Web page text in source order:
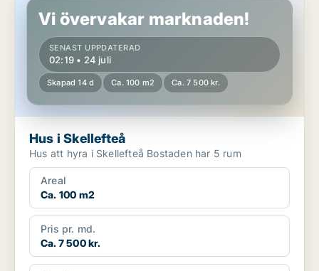
Vi övervakar marknaden!
SENAST UPPDATERAD
02:19 • 24 juli
Skapad 14 d Ca. 100 m2 Ca. 7 500 kr.
Hus i Skellefteå
Hus att hyra i Skellefteå Bostaden har 5 rum
Areal
Ca. 100 m2
Pris pr. md.
Ca. 7 500 kr.